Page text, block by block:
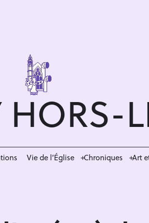
HORS-
Vie de l’Église Chroniques Art